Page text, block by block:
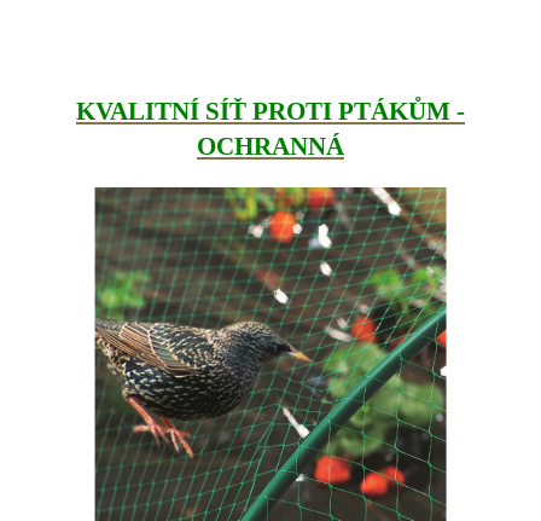
KVALITNÍ SÍŤ PROTI PTÁKŮM -
OCHRANNÁ